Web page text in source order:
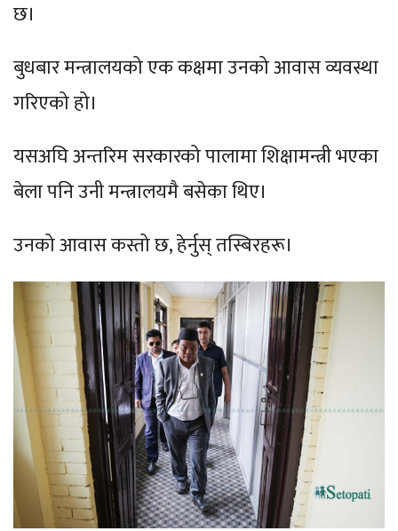
छ।
बुधबार मन्त्रालयको एक कक्षमा उनको आवास व्यवस्था
गरिएको हो।
यसअघि अन्तरिम सरकारको पालामा शिक्षामन्त्री भएका
बेला पनि उनी मन्त्रालयमै बसेका थिए।
उनको आवास कस्तो छ, हेर्नुस् तस्बिरहरू।